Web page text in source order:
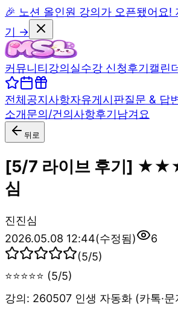
🎉 노션 올인원 강의가 오픈됐어요!
기 →
커뮤니티강의실수강 신청후기캘린
전체공지사항자유게시판질문 & 답
소개문의/건의사항후기남겨요
뒤로
[5/7 라이브 후기]
심
진진심
2026.05.08 12:44(수정됨)
6
(5/5)
⭐⭐⭐⭐⭐ (5/5)
강의: 260507 인생 자동화 (카톡·문